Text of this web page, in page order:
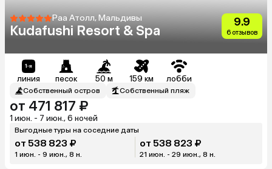
Раа Атолл, Мальдивы
Kudafushi Resort & Spa
9.9
6 отзывов
линия песок 50 м 159 км лобби
Собственный остров Собственный пляж
от 471 817 ₽
1 июн. - 7 июн., 6 ночей
Выгодные туры на соседние даты
от 538 823 ₽
1 июн. - 9 июн., 8 н.
от 538 823 ₽
21 июн. - 29 июн., 8 н.